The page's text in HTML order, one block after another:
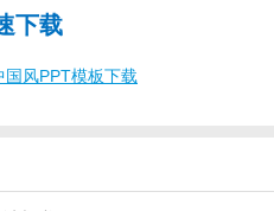
下载
风PPT模板下载